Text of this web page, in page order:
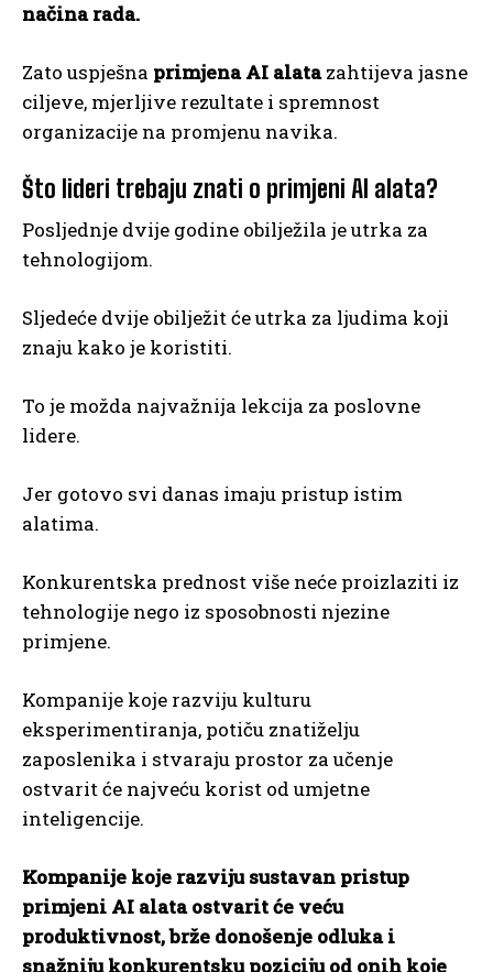
načina rada.
Zato uspješna primjena AI alatazahtijeva jasne
ciljeve, mjerljive rezultate i spremnost
organizacije na promjenu navika.
Što lideri trebaju znati o primjeni AI alata?
Posljednje dvije godine obilježila je utrka za
tehnologijom.
Sljedeće dvije obilježit će utrka za ljudima koji
znaju kako je koristiti.
To je možda najvažnija lekcija za poslovne
lidere.
Jer gotovo svi danas imaju pristup istim
alatima.
Konkurentska prednost više neće proizlaziti iz
tehnologije nego iz sposobnosti njezine
primjene.
Kompanije koje razviju kulturu
eksperimentiranja, potiču znatiželju
zaposlenika i stvaraju prostor za učenje
ostvarit će najveću korist od umjetne
inteligencije.
Kompanije koje razviju sustavan pristup
primjeni AI alata ostvarit će veću
produktivnost, brže donošenje odluka i
snažniju konkurentsku poziciju od onih koje